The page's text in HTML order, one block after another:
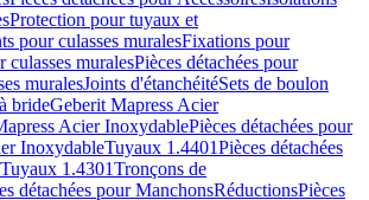
Protection pour tuyaux et
pour culasses muralesFixations pour
culasses muralesPièces détachées pour
muralesJoints d'étanchéitéSets de boulon
brideGeberit Mapress Acier
Acier InoxydablePièces détachées pour
InoxydableTuyaux 1.4401Pièces détachées
Tuyaux 1.4301Tronçons de
détachées pour ManchonsRéductionsPièces